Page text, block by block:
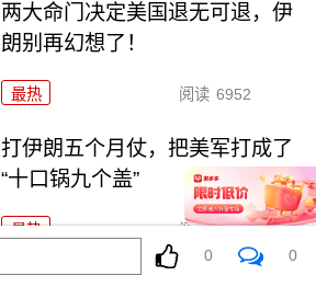
两大命门决定美国退无可退，伊
朗别再幻想了！
最热 阅读 6952
打伊朗五个月仗，把美军打成了
“十口锅九个盖”
最热 阅读 5406
0 0